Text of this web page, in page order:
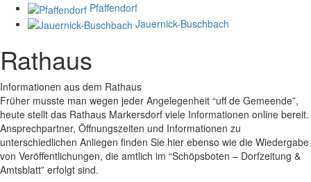
Pfaffendorf
Jauernick-Buschbach
Rathaus
Informationen aus dem Rathaus
Früher musste man wegen jeder Angelegenheit “uff de Gemeende”,
heute stellt das Rathaus Markersdorf viele Informationen online bereit.
Ansprechpartner, Öffnungszeiten und Informationen zu
unterschiedlichen Anliegen finden Sie hier ebenso wie die Wiedergabe
von Veröffentlichungen, die amtlich im “Schöpsboten – Dorfzeitung &
Amtsblatt” erfolgt sind.